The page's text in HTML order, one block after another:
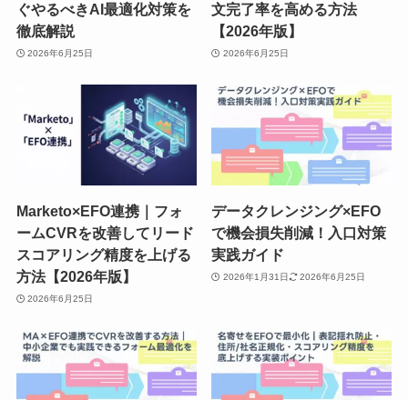
ぐやるべきAI最適化対策を
徹底解説
2026年6月25日
文完了率を高める方法
【2026年版】
2026年6月25日
Marketo×EFO連携｜フォ
ームCVRを改善してリード
スコアリング精度を上げる
方法【2026年版】
2026年6月25日
データクレンジング×EFO
で機会損失削減！入口対策
実践ガイド
2026年1月31日 2026年6月25日